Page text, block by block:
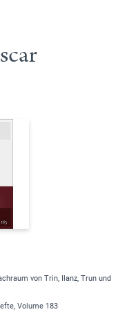
von Trin, Ilanz, Trun und
Volume 183